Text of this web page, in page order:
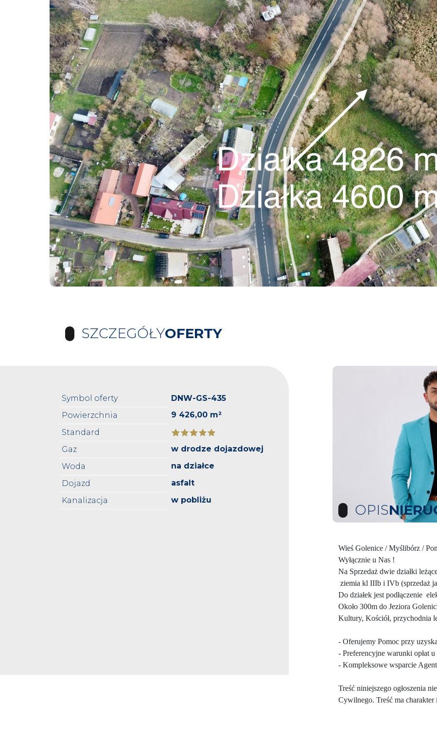
SZCZEGÓŁYOFERTY
Symbol oferty
DNW-GS-435
Powierzchnia
9 426,00 m²
Standard
Gaz
w drodze dojazdowej
Woda
na działce
Dojazd
asfalt
Kanalizacja
w pobliżu
OPIS
Wieś Golenice / Myślibórz /
Wyłącznie u Nas !
Na Sprzedaż dwie działki
ziemia kl IIIb i IVb (sprzedaż
Do działek jest podłączenie
Około 300m do Jeziora
Kultury, Kościół, przychodnia
- Oferujemy Pomoc przy
- Preferencyjne warunki opłat
- Kompleksowe wsparcie
Treść niniejszego ogłoszenia
Cywilnego. Treść ma